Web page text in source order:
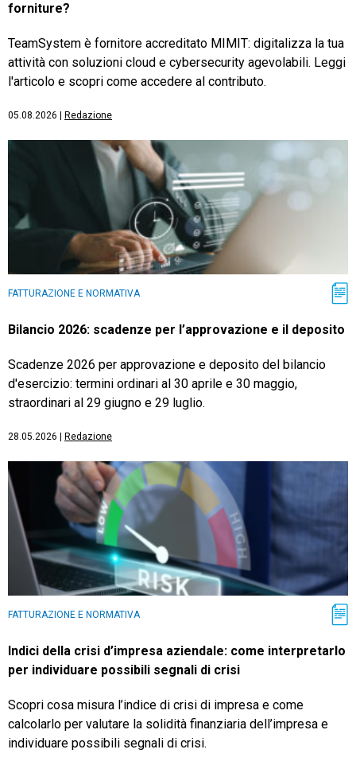
forniture?
TeamSystem è fornitore accreditato MIMIT: digitalizza la tua
attività con soluzioni cloud e cybersecurity agevolabili. Leggi
l'articolo e scopri come accedere al contributo.
05.08.2026 Redazione
FATTURAZIONE E NORMATIVA
Bilancio 2026: scadenze per l’approvazione e il deposito
Scadenze 2026 per approvazione e deposito del bilancio
d'esercizio: termini ordinari al 30 aprile e 30 maggio,
straordinari al 29 giugno e 29 luglio.
28.05.2026 Redazione
FATTURAZIONE E NORMATIVA
Indici della crisi d’impresa aziendale: come interpretarlo
per individuare possibili segnali di crisi
Scopri cosa misura l’indice di crisi di impresa e come
calcolarlo per valutare la solidità finanziaria dell’impresa e
individuare possibili segnali di crisi.